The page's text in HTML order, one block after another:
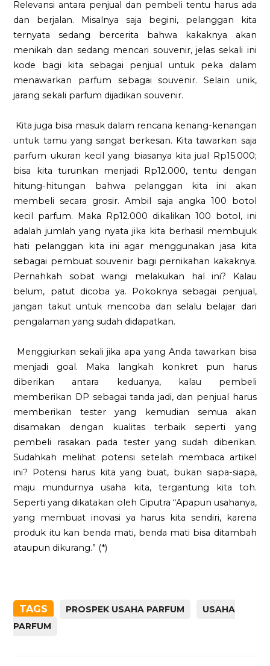
Relevansi antara penjual dan pembeli tentu harus ada
dan berjalan. Misalnya saja begini, pelanggan kita
ternyata sedang bercerita bahwa kakaknya akan
menikah dan sedang mencari souvenir, jelas sekali ini
kode bagi kita sebagai penjual untuk peka dalam
menawarkan parfum sebagai souvenir. Selain unik,
jarang sekali parfum dijadikan souvenir.
Kita juga bisa masuk dalam rencana kenang-kenangan
untuk tamu yang sangat berkesan. Kita tawarkan saja
parfum ukuran kecil yang biasanya kita jual Rp15.000;
bisa kita turunkan menjadi Rp12.000, tentu dengan
hitung-hitungan bahwa pelanggan kita ini akan
membeli secara grosir. Ambil saja angka 100 botol
kecil parfum. Maka Rp12.000 dikalikan 100 botol, ini
adalah jumlah yang nyata jika kita berhasil membujuk
hati pelanggan kita ini agar menggunakan jasa kita
sebagai pembuat souvenir bagi pernikahan kakaknya.
Pernahkah sobat wangi melakukan hal ini? Kalau
belum, patut dicoba ya. Pokoknya sebagai penjual,
jangan takut untuk mencoba dan selalu belajar dari
pengalaman yang sudah didapatkan.
Menggiurkan sekali jika apa yang Anda tawarkan bisa
menjadi goal. Maka langkah konkret pun harus
diberikan antara keduanya, kalau pembeli
memberikan DP sebagai tanda jadi, dan penjual harus
memberikan tester yang kemudian semua akan
disamakan dengan kualitas terbaik seperti yang
pembeli rasakan pada tester yang sudah diberikan.
Sudahkah melihat potensi setelah membaca artikel
ini? Potensi harus kita yang buat, bukan siapa-siapa,
maju mundurnya usaha kita, tergantung kita toh.
Seperti yang dikatakan oleh Ciputra “Apapun usahanya,
yang membuat inovasi ya harus kita sendiri, karena
produk itu kan benda mati, benda mati bisa ditambah
ataupun dikurang.” (*)
TAGS PROSPEK USAHA PARFUM
USAHA
PARFUM